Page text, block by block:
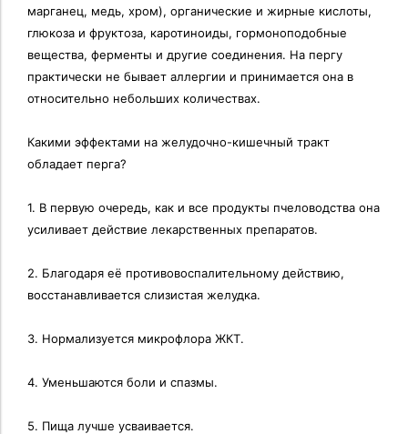
марганец, медь, хром), органические и жирные кислоты,
глюкоза и фруктоза, каротиноиды, гормоноподобные
вещества, ферменты и другие соединения. На пергу
практически не бывает аллергии и принимается она в
относительно небольших количествах.
Какими эффектами на желудочно-кишечный тракт
обладает перга?
1. В первую очередь, как и все продукты пчеловодства она
усиливает действие лекарственных препаратов.
2. Благодаря её противовоспалительному действию,
восстанавливается слизистая желудка.
3. Нормализуется микрофлора ЖКТ.
4. Уменьшаются боли и спазмы.
5. Пища лучше усваивается.